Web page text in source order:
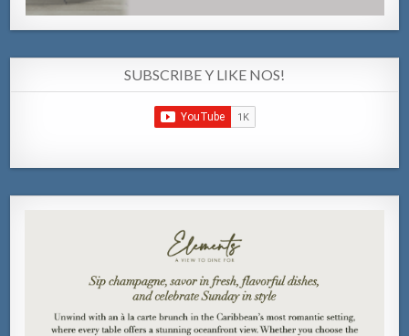
SUBSCRIBE Y LIKE NOS!